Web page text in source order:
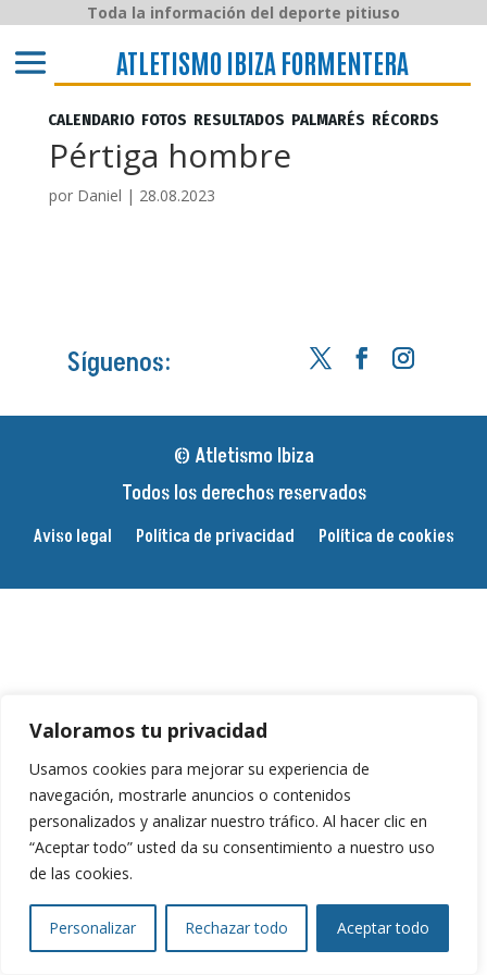
Valoramos tu privacidad
Usamos cookies para mejorar su experiencia de
navegación, mostrarle anuncios o contenidos
personalizados y analizar nuestro tráfico. Al hacer clic en
“Aceptar todo” usted da su consentimiento a nuestro uso
de las cookies.
Personalizar Rechazar todo Aceptar todo
ATLETISMO IBIZA y FORMENTERA
Toda la información del deporte pitiuso
ATLETISMO IBIZA FORMENTERA
CALENDARIO FOTOS RESULTADOS PALMARÉS RÉCORDS
Pértiga hombre
por Daniel | 28.08.2023
Síguenos:
© Atletismo Ibiza
Todos los derechos reservados
Aviso legal Política de privacidad Política de cookies